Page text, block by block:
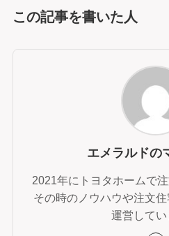
この記事を書いた人
エメラルドの
2021年にトヨタホームで
その時のノウハウや注文
運営してい